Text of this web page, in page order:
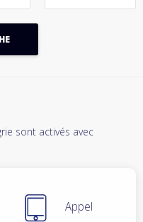
sont activés avec
Appel